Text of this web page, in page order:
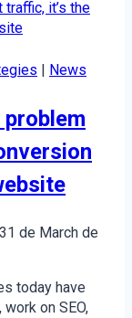
| News
31 de March de
today have
on SEO,